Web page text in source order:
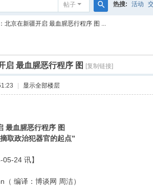
帖子 热搜: 活动
北京在新疆开启 最血腥恶行程序 图 ...
启 最血腥恶行程序 图 [复制链接]
显示全部楼层
最血腥恶行程序 图
取政治犯器官的起点”
05-24 讯】
编译：博谈网 周洁）